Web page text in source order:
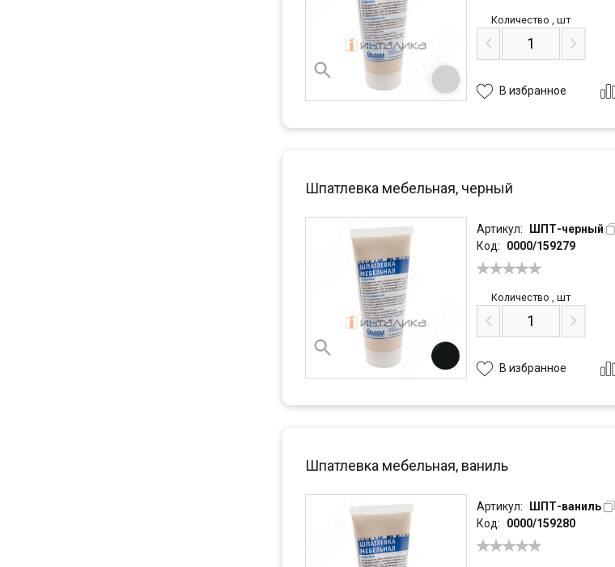
Количество ,шт
В избранное
Шпатлевка мебельная, черный
Артикул:
ШПТ-черный
Код:
0000/159279
Количество ,шт
В избранное
Шпатлевка мебельная, ваниль
Артикул:
ШПТ-ваниль
Код:
0000/159280